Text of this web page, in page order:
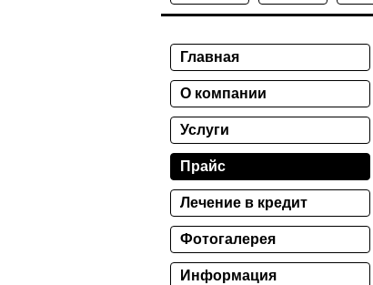
Главная
О компании
Услуги
Прайс
Лечение в кредит
Фотогалерея
Информация